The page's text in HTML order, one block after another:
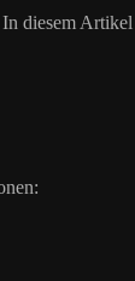
diesem Artikel